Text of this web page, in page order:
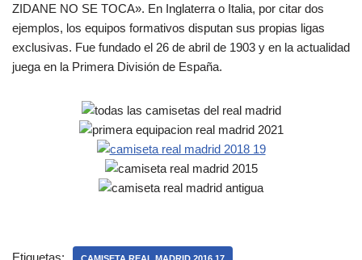
ZIDANE NO SE TOCA». En Inglaterra o Italia, por citar dos
ejemplos, los equipos formativos disputan sus propias ligas
exclusivas. Fue fundado el 26 de abril de 1903 y en la actualidad
juega en la Primera División de España.
Etiquetas: